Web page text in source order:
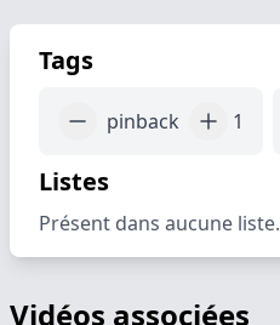
Tags
pinback 1
Listes
Présent dans aucune liste.
Vidéos associées